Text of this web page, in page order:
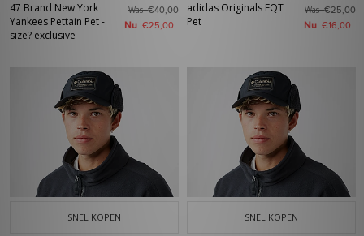
47 Brand New York
Yankees Pettain Pet -
size? exclusive
Was€40,00
Nu €25,00
adidas Originals EQT
Pet
Was€25,00
Nu €16,00
SNEL KOPEN SNEL KOPEN